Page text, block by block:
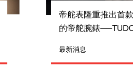
帝舵表隆重推出首
的帝舵腕錶
最新消息